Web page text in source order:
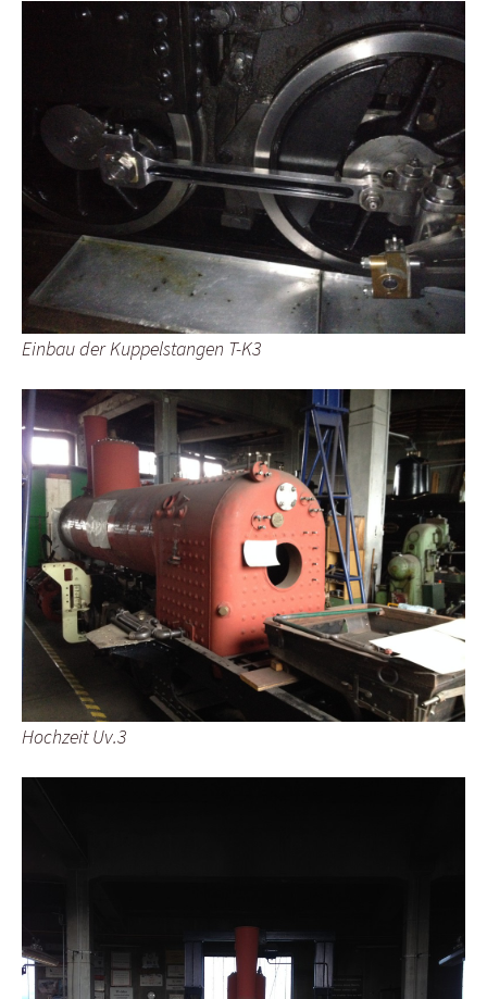
Einbau der Kuppelstangen T-K3
Hochzeit Uv.3